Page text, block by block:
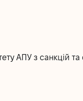
АПУ з санкцій та